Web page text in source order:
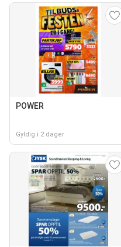
POWER
Gyldig i 2 dager